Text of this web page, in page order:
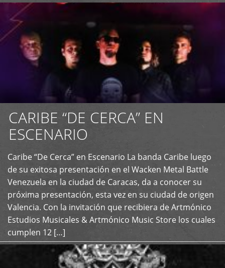
CARIBE “DE CERCA” EN
ESCENARIO
Caribe “De Cerca” en Escenario La banda Caribe luego
de su exitosa presentación en el Wacken Metal Battle
Venezuela en la ciudad de Caracas, da a conocer su
próxima presentación, esta vez en su ciudad de origen
Valencia. Con la invitación que recibiera de Artmónico
Estudios Musicales & Artmónico Music Store los cuales
cumplen 12 […]
+